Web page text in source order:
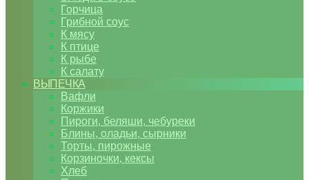
Горчица
Грибной соус
К мясу
К птице
К рыбе
К салату
ВЫПЕЧКА
Вафли
Коржики
Пироги, беляши, чебуреки
Блины, оладьи, сырники
Торты, пирожные
Корзиночки, кексы
Хлеб